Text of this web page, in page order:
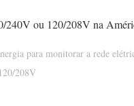
240V ou 120/208V na
para monitorar a rede
208V